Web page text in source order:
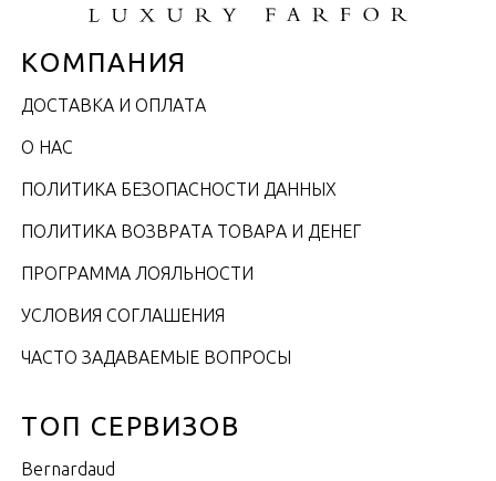
КОМПАНИЯ
ДОСТАВКА И ОПЛАТА
О НАС
ПОЛИТИКА БЕЗОПАСНОСТИ ДАННЫХ
ПОЛИТИКА ВОЗВРАТА ТОВАРА И ДЕНЕГ
ПРОГРАММА ЛОЯЛЬНОСТИ
УСЛОВИЯ СОГЛАШЕНИЯ
ЧАСТО ЗАДАВАЕМЫЕ ВОПРОСЫ
ТОП СЕРВИЗОВ
Bernardaud